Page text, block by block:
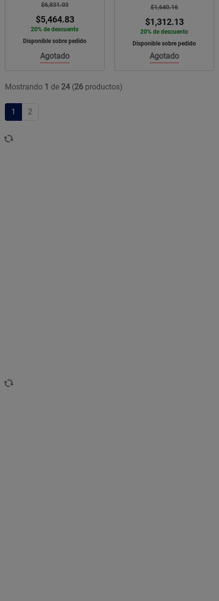
$6,831.03
$5,464.83
20% de descuento
Disponible sobre pedido
Agotado
$1,640.16
$1,312.13
20% de descuento
Disponible sobre pedido
Agotado
Mostrando 1 de 24 (26 productos)
1 2